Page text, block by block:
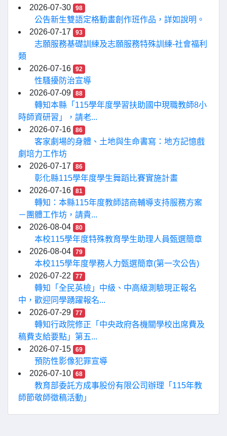
2026-07-30 98
公告新生雙語定格動畫創作班作品，詳如說明。
2026-07-17
93
志願服務基礎訓練及志願服務特殊訓練-社會福利
類
2026-07-16
92
性騷擾防治宣導
2026-07-09
88
轉知本縣「115學年度學習扶助國中現職教師8小
時師資研習」，請老...
2026-07-16
86
客家劇場的身體、土地與生命書寫：地方記憶戲
劇培力工作坊
2026-07-17
86
彰化縣115學年度學生舞蹈比賽實施計畫
2026-07-16
81
轉知：本縣115年度教師諮商輔導支持服務方案
－團體工作坊，請貴...
2026-08-04
80
本校115學年度特殊教育學生助理人員甄選簡章
2026-08-04
79
本校115學年度學務人力甄選簡章(第一次公告)
2026-07-22
77
轉知「全民英檢」中級、中高級測驗現正報名
中，歡迎同學踴躍報名...
2026-07-29
77
轉知行政院修正「中央政府各機關學校出席費及
稿費支給要點」第五...
2026-07-15
69
預防性影像犯罪宣導
2026-07-10
68
教育部委託方成事股份有限公司辦理「115年教
師節敬師徵稿活動」